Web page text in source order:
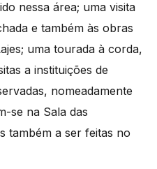
nessa área; uma visita
e também às obras
uma tourada à corda,
a instituições de
nomeadamente
se na Sala das
também a ser feitas no